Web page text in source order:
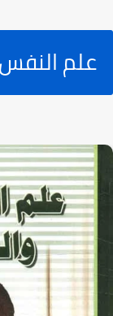
علم